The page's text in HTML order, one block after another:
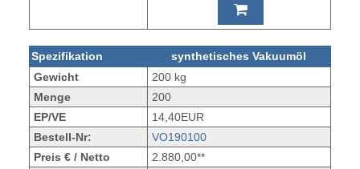
Spezifikation
synthetisches Vakuumöl
Gewicht
200 kg
Menge
200
EP/VE
14,40EUR
Bestell-Nr:
VO190100
Preis € / Netto
2.880,00**